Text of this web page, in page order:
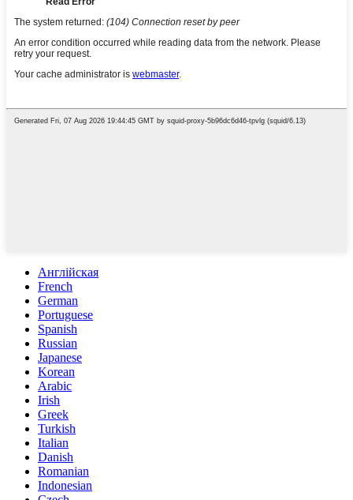
Англійская
French
German
Portuguese
Spanish
Russian
Japanese
Korean
Arabic
Irish
Greek
Turkish
Italian
Danish
Romanian
Indonesian